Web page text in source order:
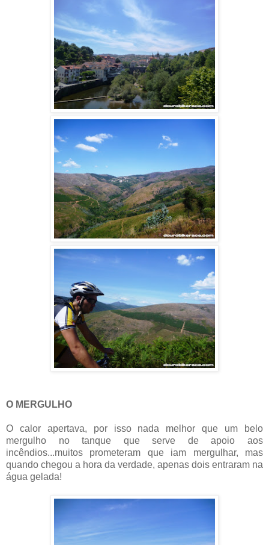
O MERGULHO
O calor apertava, por isso nada melhor que um belo
mergulho no tanque que serve de apoio aos
incêndios...muitos prometeram que iam mergulhar, mas
quando chegou a hora da verdade, apenas dois entraram na
água gelada!